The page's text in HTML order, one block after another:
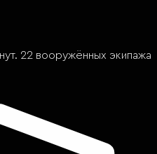
22 вооружённых экипажа